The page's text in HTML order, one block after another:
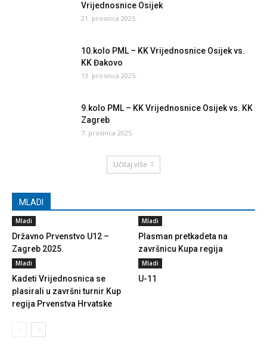
Vrijednosnice Osijek
21. prosinca 2025.
10.kolo PML – KK Vrijednosnice Osijek vs.
KK Đakovo
13. prosinca 2025.
9.kolo PML – KK Vrijednosnice Osijek vs. KK
Zagreb
7. prosinca 2025.
Učitaj više
MLADI
Mladi
Državno Prvenstvo U12 –
Zagreb 2025.
Mladi
Plasman pretkadeta na
završnicu Kupa regija
Mladi
Kadeti Vrijednosnica se
plasirali u završni turnir Kup
regija Prvenstva Hrvatske
Mladi
U-11